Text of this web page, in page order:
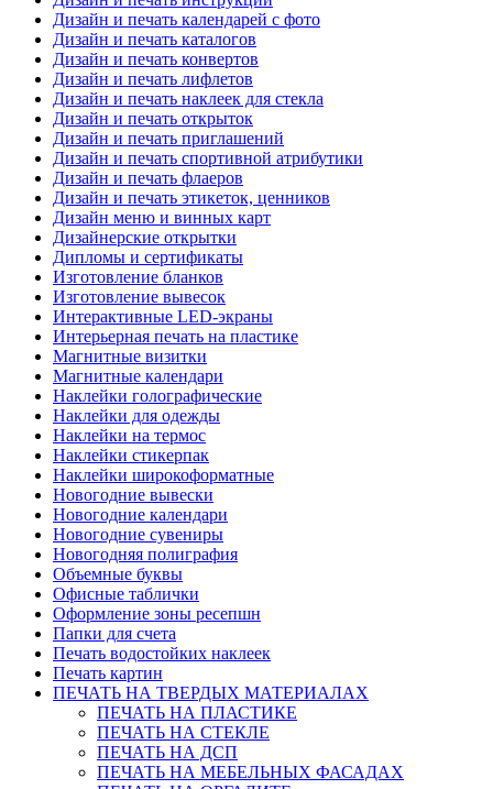
Дизайн и печать календарей с фото
Дизайн и печать каталогов
Дизайн и печать конвертов
Дизайн и печать лифлетов
Дизайн и печать наклеек для стекла
Дизайн и печать открыток
Дизайн и печать приглашений
Дизайн и печать спортивной атрибутики
Дизайн и печать флаеров
Дизайн и печать этикеток, ценников
Дизайн меню и винных карт
Дизайнерские открытки
Дипломы и сертификаты
Изготовление бланков
Изготовление вывесок
Интерактивные LED-экраны
Интерьерная печать на пластике
Магнитные визитки
Магнитные календари
Наклейки голографические
Наклейки для одежды
Наклейки на термос
Наклейки стикерпак
Наклейки широкоформатные
Новогодние вывески
Новогодние календари
Новогодние сувениры
Новогодняя полиграфия
Объемные буквы
Офисные таблички
Оформление зоны ресепшн
Папки для счета
Печать водостойких наклеек
Печать картин
ПЕЧАТЬ НА ТВЕРДЫХ МАТЕРИАЛАХ
ПЕЧАТЬ НА ПЛАСТИКЕ
ПЕЧАТЬ НА СТЕКЛЕ
ПЕЧАТЬ НА ДСП
ПЕЧАТЬ НА МЕБЕЛЬНЫХ ФАСАДАХ